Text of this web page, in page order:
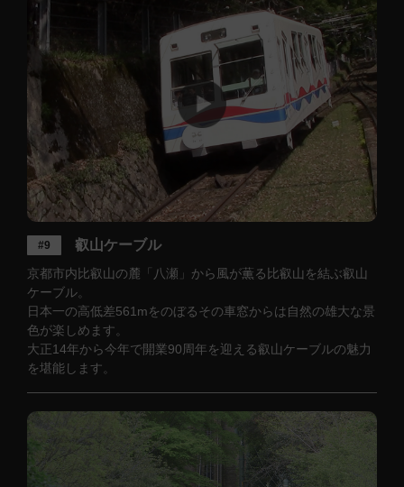
#9 叡山ケーブル
京都市内比叡山の麓「八瀬」から風が薫る比叡山を結ぶ叡山
ケーブル。
日本一の高低差561mをのぼるその車窓からは自然の雄大な景
色が楽しめます。
大正14年から今年で開業90周年を迎える叡山ケーブルの魅力
を堪能します。